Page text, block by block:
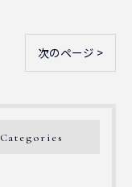
次のページ >
Categories